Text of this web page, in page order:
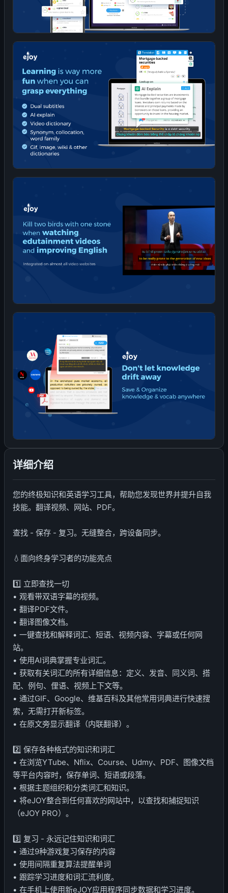
详细介绍
您的终极知识和英语学习工具，帮助您发现世界并提升自我
技能。翻译视频、网站、PDF。
查找 - 保存 - 复习。无缝整合，跨设备同步。
💧面向终身学习者的功能亮点
1️⃣ 立即查找一切
• 观看带双语字幕的视频。
• 翻译PDF文件。
• 翻译图像文档。
• 一键查找和解释词汇、短语、视频内容、字幕或任何网
站。
• 使用AI词典掌握专业词汇。
• 获取有关词汇的所有详细信息：定义、发音、同义词、搭
配、例句、俚语、视频上下文等。
• 通过GIF、Google、维基百科及其他常用词典进行快速搜
索，无需打开新标签。
• 在原文旁显示翻译（内联翻译）。
2️⃣ 保存各种格式的知识和词汇
• 在浏览YTube、Nflix、Course、Udmy、PDF、图像文档
等平台内容时，保存单词、短语或段落。
• 根据主题组织和分类词汇和知识。
• 将eJOY整合到任何喜欢的网站中，以查找和捕捉知识
（eJOY PRO）。
3️⃣ 复习 - 永远记住知识和词汇
• 通过9种游戏复习保存的内容
• 使用间隔重复算法提醒单词
• 跟踪学习进度和词汇流利度。
• 在手机上使用新eJOY应用程序同步数据和学习进度。